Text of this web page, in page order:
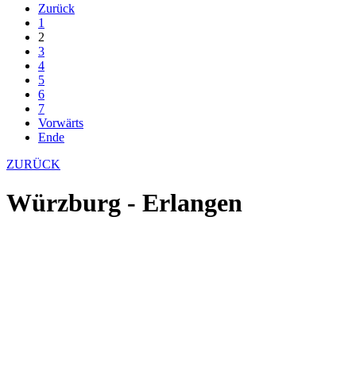
Zurück
1
2
3
4
5
6
7
Vorwärts
Ende
ZURÜCK
Würzburg - Erlangen